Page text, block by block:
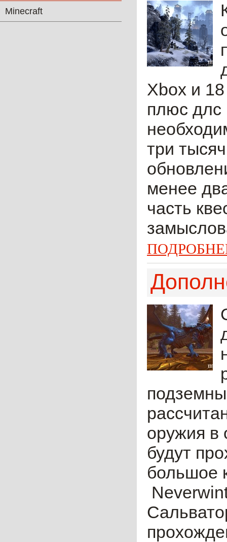
Minecraft
Xbox и
плюс длс
три
менее
часть
оружия в
будут
большое